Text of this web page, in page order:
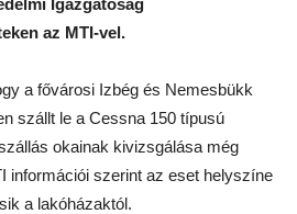
Igazgatóság
az MTI-vel.
a fővárosi Izbég és Nemesbükk
szállt le a Cessna 150 típusú
okainak kivizsgálása még
információi szerint az eset helyszíne
a lakóházaktól.